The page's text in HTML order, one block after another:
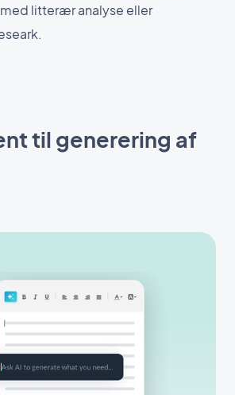
litterær analyse eller
til generering af